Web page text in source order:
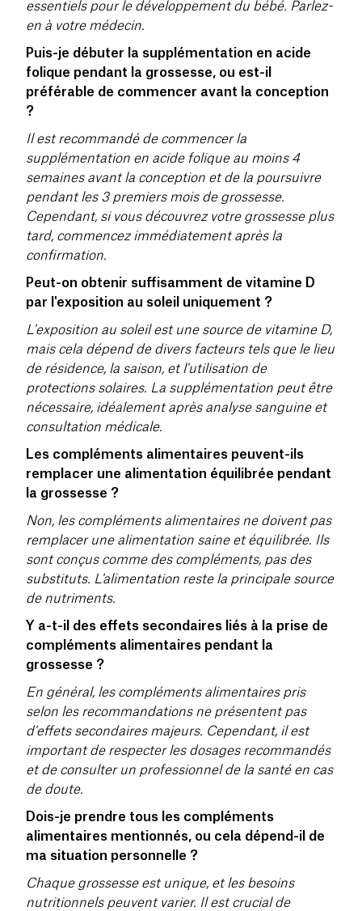
essentiels pour le développement du bébé. Parlez-
en à votre médecin.
Puis-je débuter la supplémentation en acide
folique pendant la grossesse, ou est-il
préférable de commencer avant la conception
?
Il est recommandé de commencer la
supplémentation en acide folique au moins 4
semaines avant la conception et de la poursuivre
pendant les 3 premiers mois de grossesse.
Cependant, si vous découvrez votre grossesse plus
tard, commencez immédiatement après la
confirmation.
Peut-on obtenir suffisamment de vitamine D
par l'exposition au soleil uniquement ?
L'exposition au soleil est une source de vitamine D,
mais cela dépend de divers facteurs tels que le lieu
de résidence, la saison, et l'utilisation de
protections solaires. La supplémentation peut être
nécessaire, idéalement après analyse sanguine et
consultation médicale.
Les compléments alimentaires peuvent-ils
remplacer une alimentation équilibrée pendant
la grossesse ?
Non, les compléments alimentaires ne doivent pas
remplacer une alimentation saine et équilibrée. Ils
sont conçus comme des compléments, pas des
substituts. L'alimentation reste la principale source
de nutriments.
Y a-t-il des effets secondaires liés à la prise de
compléments alimentaires pendant la
grossesse ?
En général, les compléments alimentaires pris
selon les recommandations ne présentent pas
d'effets secondaires majeurs. Cependant, il est
important de respecter les dosages recommandés
et de consulter un professionnel de la santé en cas
de doute.
Dois-je prendre tous les compléments
alimentaires mentionnés, ou cela dépend-il de
ma situation personnelle ?
Chaque grossesse est unique, et les besoins
nutritionnels peuvent varier. Il est crucial de